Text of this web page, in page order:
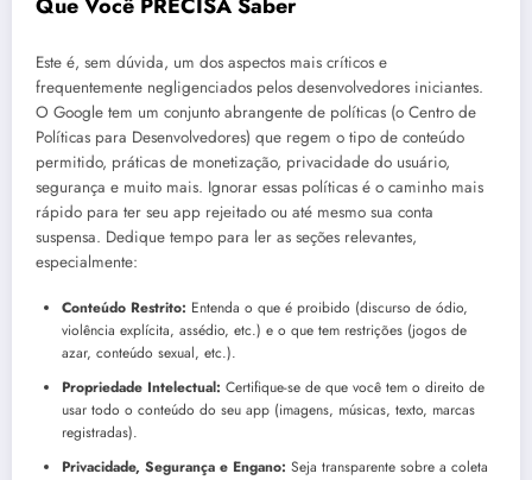
Que Você PRECISA Saber
Este é, sem dúvida, um dos aspectos mais críticos e
frequentemente negligenciados pelos desenvolvedores iniciantes.
O Google tem um conjunto abrangente de políticas (o Centro de
Políticas para Desenvolvedores) que regem o tipo de conteúdo
permitido, práticas de monetização, privacidade do usuário,
segurança e muito mais. Ignorar essas políticas é o caminho mais
rápido para ter seu app rejeitado ou até mesmo sua conta
suspensa. Dedique tempo para ler as seções relevantes,
especialmente:
Conteúdo Restrito: Entenda o que é proibido (discurso de ódio,
violência explícita, assédio, etc.) e o que tem restrições (jogos de
azar, conteúdo sexual, etc.).
Propriedade Intelectual: Certifique-se de que você tem o direito de
usar todo o conteúdo do seu app (imagens, músicas, texto, marcas
registradas).
Privacidade, Segurança e Engano: Seja transparente sobre a coleta